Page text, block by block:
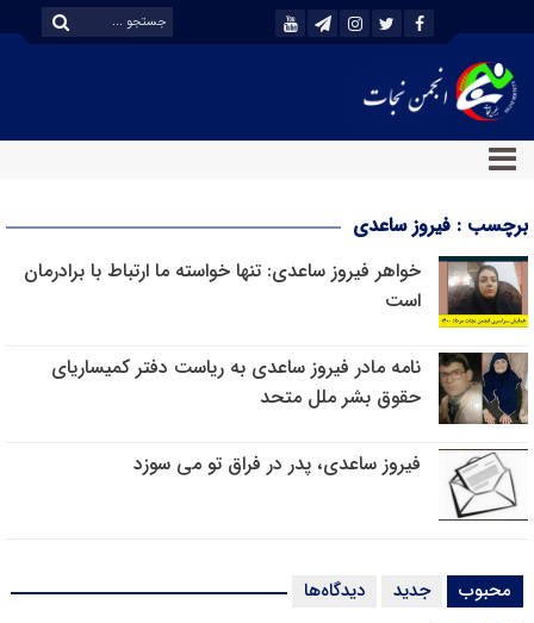
برچسب : فیروز ساعدی
خواهر فیروز ساعدی: تنها خواسته ما ارتباط با برادرمان
است
نامه مادر فیروز ساعدی به ریاست دفتر کمیساریای
حقوق بشر ملل متحد
فیروز ساعدی، پدر در فراق تو می سوزد
محبوب جدید دیدگاه‌ها